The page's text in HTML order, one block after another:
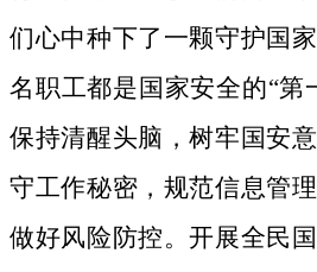
们心中种下了一颗守护国
名职工都是国家安全的“第
保持清醒头脑，树牢国安
守工作秘密，规范信息管
做好风险防控。开展全民